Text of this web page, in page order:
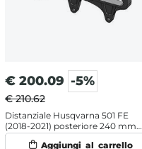
€ 200.09 -5%
€ 210.62
Distanziale Husqvarna 501 FE
(2018-2021) posteriore 240 mm -
Moto Master